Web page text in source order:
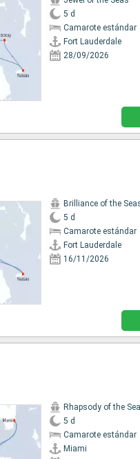
5 d
Camarote estándar
Fort Lauderdale
28/09/2026
Brilliance of the
5 d
Camarote estándar
Fort Lauderdale
16/11/2026
Rhapsody of the
5 d
Camarote estándar
Miami